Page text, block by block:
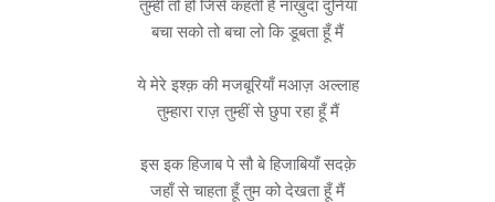
तुम्हीं तो हो जिसे कहती है नाख़ुदा दुनिया
बचा सको तो बचा लो कि डूबता हूँ मैं
ये मेरे इश्क़ की मजबूरियाँ मआज़ अल्लाह
तुम्हारा राज़ तुम्हीं से छुपा रहा हूँ मैं
इस इक हिजाब पे सौ बे हिजाबियाँ सदक़े
जहाँ से चाहता हूँ तुम को देखता हूँ मैं